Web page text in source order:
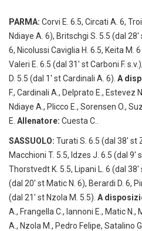
PARMA: Corvi E. 6.5, Circati A. 6,
Ndiaye A. 6), Britschgi S. 5.5 (dal
6, Nicolussi Caviglia H. 6.5, Keita M.
Valeri E. 6.5 (dal 31′ st Carboni F.
D. 5.5 (dal 1′ st Cardinali A. 6). A
F., Cardinali A., Delprato E., Estevez
Ndiaye A., Plicco E., Sorensen O.,
E. Allenatore: Cuesta C..
SASSUOLO: Turati S. 6.5 (dal 38′ st
Macchioni T. 5.5, Idzes J. 6.5 (dal 9′
Thorstvedt K. 5.5, Lipani L. 6 (dal 38′
(dal 20′ st Matic N. 6), Berardi D. 6,
(dal 21′ st Nzola M. 5.5). A
A., Frangella C., Iannoni E., Matic
A., Nzola M., Pedro Felipe, Satalino